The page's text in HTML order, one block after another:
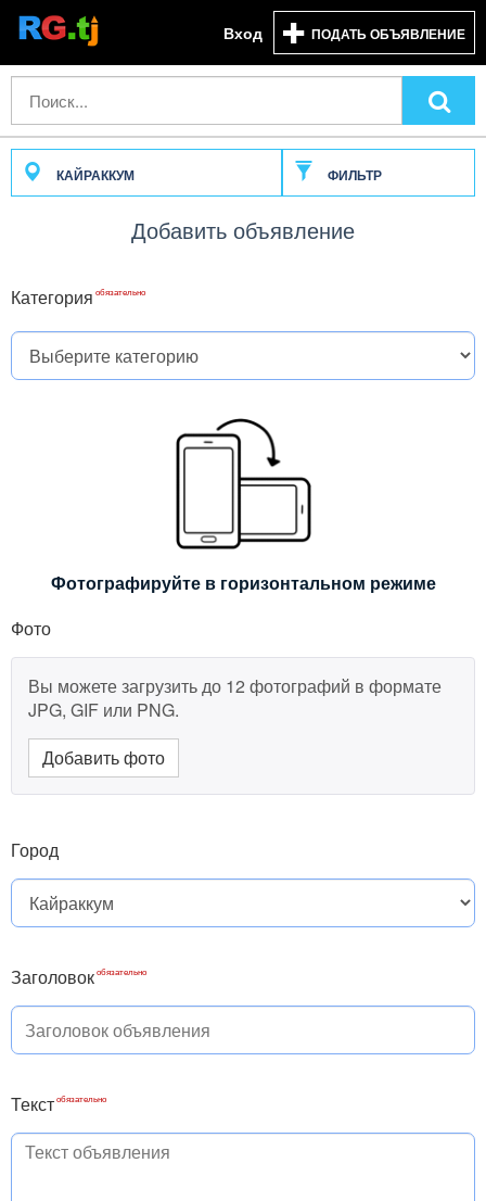
Вход ПОДАТЬ ОБЪЯВЛЕНИЕ
КАЙРАККУМ ФИЛЬТР
Добавить объявление
Категория
Фотографируйте в горизонтальном режиме
Фото
Вы можете загрузить до 12 фотографий в формате
JPG, GIF или PNG.
Добавить фото
Город
Заголовок
Текст